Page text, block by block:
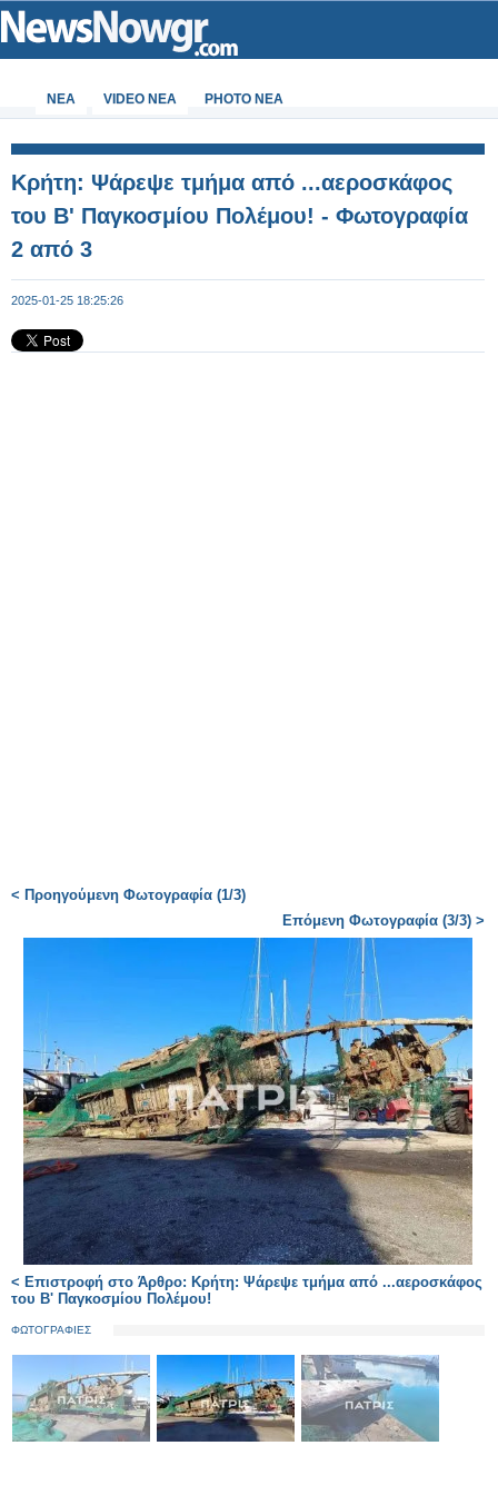
ΝΕΑ VIDEO NEA PHOTO NEA
Κρήτη: Ψάρεψε τμήμα από ...αεροσκάφος
του Β' Παγκοσμίου Πολέμου! - Φωτογραφία
2 από 3
2025-01-25 18:25:26
< Προηγούμενη Φωτογραφία (1/3)
Επόμενη Φωτογραφία (3/3) >
< Επιστροφή στο Άρθρο: Κρήτη: Ψάρεψε τμήμα από ...αεροσκάφος
του Β' Παγκοσμίου Πολέμου!
ΦΩΤΟΓΡΑΦΙΕΣ